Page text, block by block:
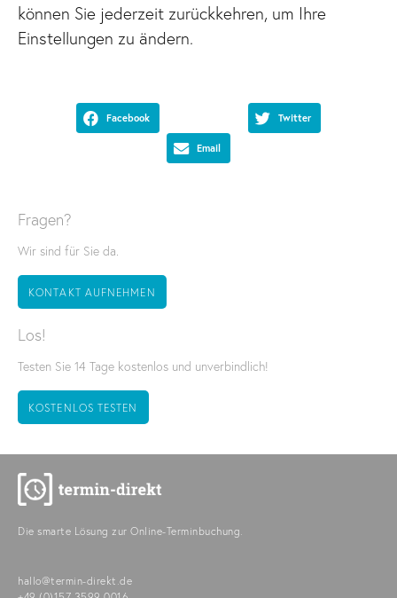
können Sie jederzeit zurückkehren, um Ihre
Einstellungen zu ändern.
Facebook Twitter
Email
Fragen?
Wir sind für Sie da.
KONTAKT AUFNEHMEN
Los!
Testen Sie 14 Tage kostenlos und unverbindlich!
KOSTENLOS TESTEN
Die smarte Lösung zur Online-Terminbuchung.
hallo@termin-direkt.de